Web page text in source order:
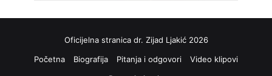
Oficijelna stranica dr. Zijad Ljakić 2026
Početna
Biografija Pitanja i odgovori
Video klipovi